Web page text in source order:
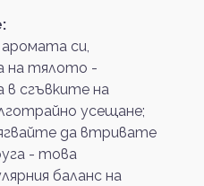
си,
на тялото -
в сгъвките на
усещане;
да втривате
- това
баланс на